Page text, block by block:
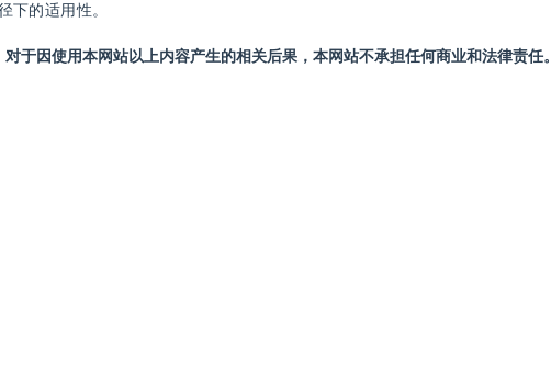
下的适用性。
于因使用本网站以上内容产生的相关后果，本网站不承担任何商业和法律责任。